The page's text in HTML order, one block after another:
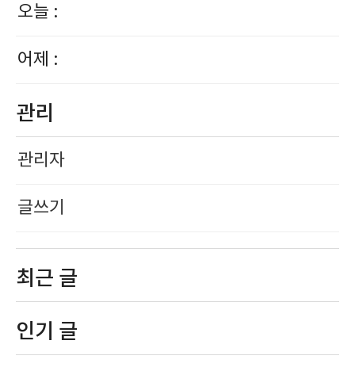
오늘 :
어제 :
관리
관리자
글쓰기
최근 글
인기 글